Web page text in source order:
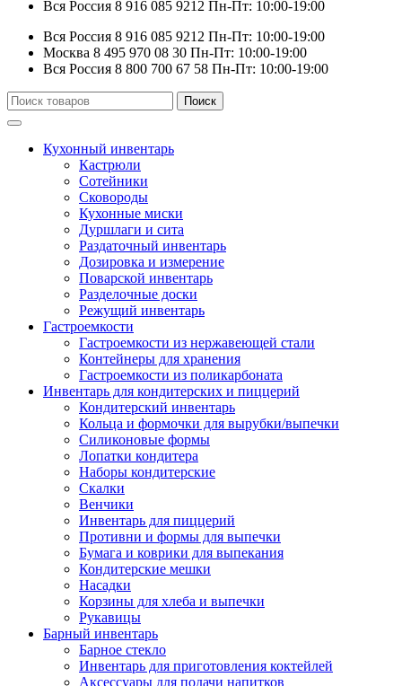
Вся Россия 8 916 085 9212 Пн-Пт: 10:00-19:00
Вся Россия 8 916 085 9212 Пн-Пт: 10:00-19:00
Москва 8 495 970 08 30 Пн-Пт: 10:00-19:00
Вся Россия 8 800 700 67 58 Пн-Пт: 10:00-19:00
Искать:
Поиск
Кухонный инвентарь
Кастрюли
Сотейники
Сковороды
Кухонные миски
Дуршлаги и сита
Раздаточный инвентарь
Дозировка и измерение
Поварской инвентарь
Разделочные доски
Режущий инвентарь
Гастроемкости
Гастроемкости из нержавеющей стали
Контейнеры для хранения
Гастроемкости из поликарбоната
Инвентарь для кондитерских и пиццерий
Кондитерский инвентарь
Кольца и формочки для вырубки/выпечки
Силиконовые формы
Лопатки кондитера
Наборы кондитерские
Скалки
Венчики
Инвентарь для пиццерий
Противни и формы для выпечки
Бумага и коврики для выпекания
Кондитерские мешки
Насадки
Корзины для хлеба и выпечки
Рукавицы
Барный инвентарь
Барное стекло
Инвентарь для приготовления коктейлей
Аксессуары для подачи напитков